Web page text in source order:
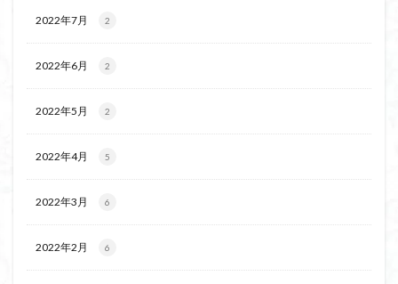
2022年7月 2
2022年6月 2
2022年5月 2
2022年4月 5
2022年3月 6
2022年2月 6